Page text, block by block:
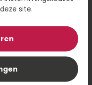
Tros ballonnen
Gefeliciteerd!
site.